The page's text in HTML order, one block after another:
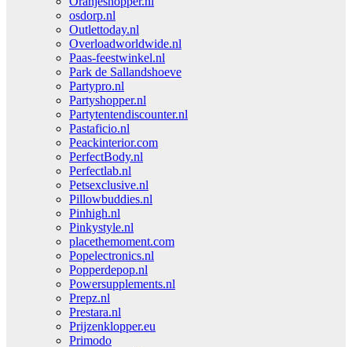
osdorp.nl
Outlettoday.nl
Overloadworldwide.nl
Paas-feestwinkel.nl
Park de Sallandshoeve
Partypro.nl
Partyshopper.nl
Partytentendiscounter.nl
Pastaficio.nl
Peackinterior.com
PerfectBody.nl
Perfectlab.nl
Petsexclusive.nl
Pillowbuddies.nl
Pinhigh.nl
Pinkystyle.nl
placethemoment.com
Popelectronics.nl
Popperdepop.nl
Powersupplements.nl
Prepz.nl
Prestara.nl
Prijzenklopper.eu
Primodo